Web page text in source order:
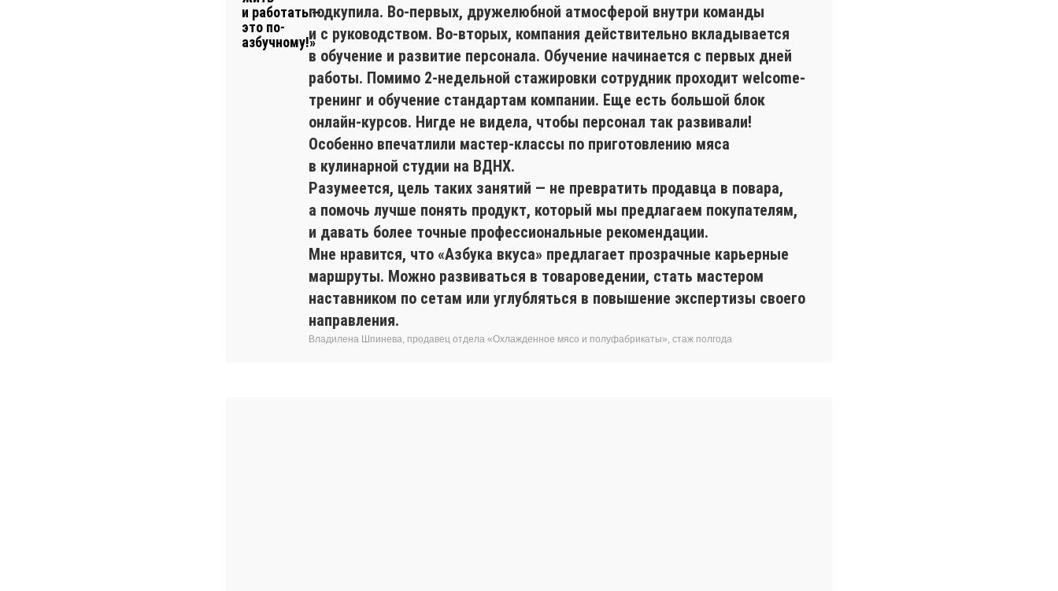
подкупила. Во-первых, дружелюбной атмосферой внутри команды
и с руководством. Во-вторых, компания действительно вкладывается
в обучение и развитие персонала. Обучение начинается с первых дней
работы. Помимо 2-недельной стажировки сотрудник проходит welcome-
тренинг и обучение стандартам компании. Еще есть большой блок
онлайн-курсов. Нигде не видела, чтобы персонал так развивали!
Особенно впечатлили мастер-классы по приготовлению мяса
в кулинарной студии на ВДНХ.
Разумеется, цель таких занятий — не превратить продавца в повара,
а помочь лучше понять продукт, который мы предлагаем покупателям,
и давать более точные профессиональные рекомендации.
Мне нравится, что «Азбука вкуса» предлагает прозрачные карьерные
маршруты. Можно развиваться в товароведении, стать мастером
наставником по сетам или углубляться в повышение экспертизы своего
направления.
Владилена Шпинева, продавец отдела «Охлажденное мясо и полуфабрикаты», стаж полгода